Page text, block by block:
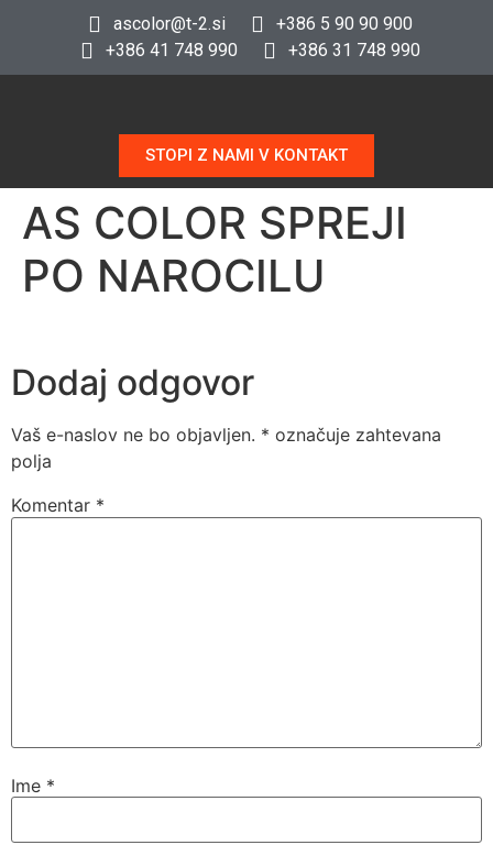
ascolor@t-2.si
+386 5 90 90 900
+386 41 748 990
+386 31 748 990
STOPI Z NAMI V KONTAKT
AS COLOR SPREJI
PO NAROCILU
Dodaj odgovor
Vaš e-naslov ne bo objavljen. * označuje zahtevana
polja
Komentar *
Ime *